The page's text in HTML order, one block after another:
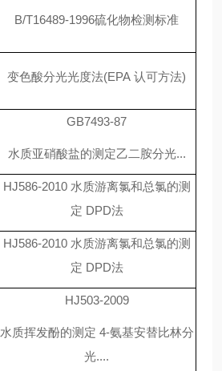
B/T16489-1996硫化物检测标准
变色酸分光光度法(EPA 认可方法)
GB7493-87
水质亚硝酸盐的测定乙二胺分光...
HJ586-2010 水质游离氯和总氯的测
定 DPD法
HJ586-2010 水质游离氯和总氯的测
定 DPD法
HJ503-2009
水质挥发酚的测定 4-氨基安替比林分
光....